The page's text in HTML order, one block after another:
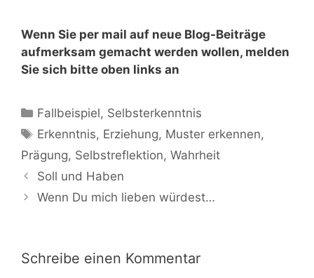
Wenn Sie per mail auf neue Blog-Beiträge
aufmerksam gemacht werden wollen, melden
Sie sich bitte oben links an
Fallbeispiel, Selbsterkenntnis
Erkenntnis, Erziehung, Muster erkennen,
Prägung, Selbstreflektion, Wahrheit
Soll und Haben
Wenn Du mich lieben würdest…
Schreibe einen Kommentar